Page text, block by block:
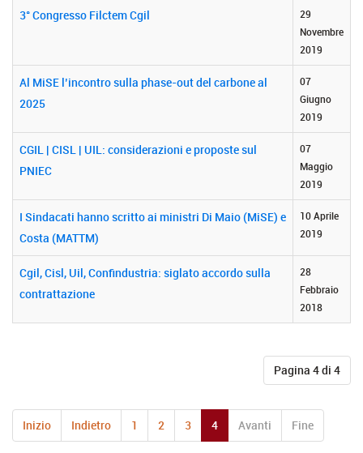
3° Congresso Filctem Cgil
29
Novembre
2019
Al MiSE l’incontro sulla phase-out del carbone al
2025
07
Giugno
2019
CGIL | CISL | UIL: considerazioni e proposte sul
PNIEC
07
Maggio
2019
I Sindacati hanno scritto ai ministri Di Maio (MiSE) e
Costa (MATTM)
10 Aprile
2019
Cgil, Cisl, Uil, Confindustria: siglato accordo sulla
contrattazione
28
Febbraio
2018
Pagina 4 di 4
Inizio Indietro 1 2 3 4 Avanti Fine